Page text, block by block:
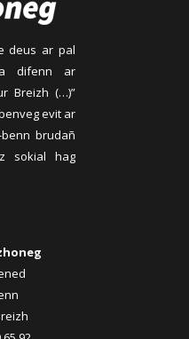
deus ar pal
difenn ar
Breizh (…)”
evit ar
brudañ
sokial hag